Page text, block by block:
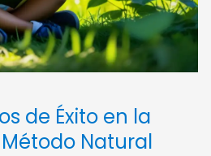
de Éxito en la
Natural